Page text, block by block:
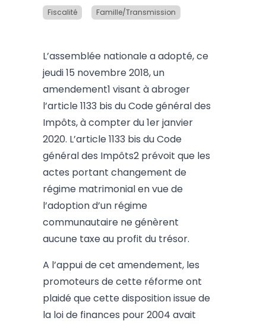
Fiscalité Famille/Transmission
L’assemblée nationale a adopté, ce
jeudi 15 novembre 2018, un
amendement1 visant à abroger
l’article 1133 bis du Code général des
Impôts, à compter du 1er janvier
2020. L’article 1133 bis du Code
général des Impôts2 prévoit que les
actes portant changement de
régime matrimonial en vue de
l’adoption d’un régime
communautaire ne génèrent
aucune taxe au profit du trésor.
A l’appui de cet amendement, les
promoteurs de cette réforme ont
plaidé que cette disposition issue de
la loi de finances pour 2004 avait